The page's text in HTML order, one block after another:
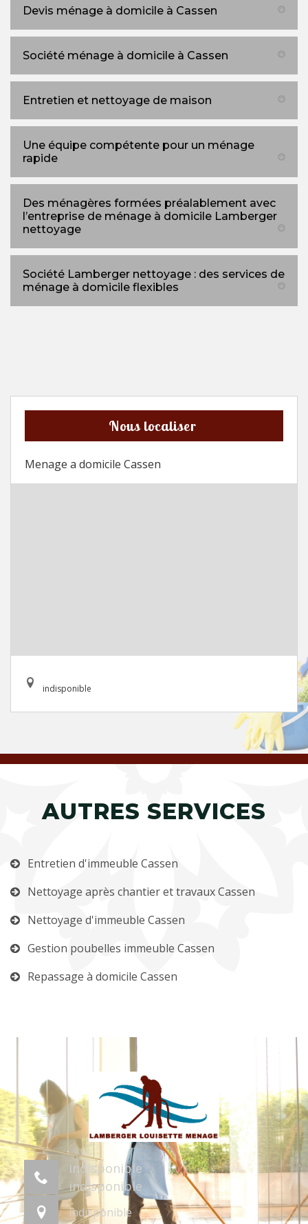
Devis ménage à domicile à Cassen
Société ménage à domicile à Cassen
Entretien et nettoyage de maison
Une équipe compétente pour un ménage
rapide
Des ménagères formées préalablement avec
l’entreprise de ménage à domicile Lamberger
nettoyage
Société Lamberger nettoyage : des services de
ménage à domicile flexibles
Nous localiser
Menage a domicile Cassen
indisponible
AUTRES SERVICES
Entretien d'immeuble Cassen
Nettoyage après chantier et travaux Cassen
Nettoyage d'immeuble Cassen
Gestion poubelles immeuble Cassen
Repassage à domicile Cassen
indisponible
indisponible
indisponible